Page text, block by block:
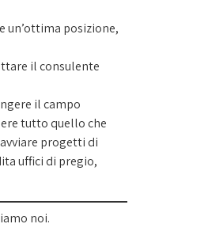
un’ottima posizione,
il consulente
il campo
tutto quello che
progetti di
uffici di pregio,
noi.